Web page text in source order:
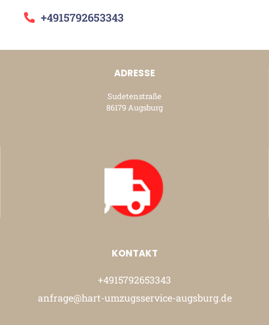
+4915792653343
ADRESSE
Sudetenstraße
86179 Augsburg
KONTAKT
+4915792653343
anfrage@hart-umzugsservice-augsburg.de